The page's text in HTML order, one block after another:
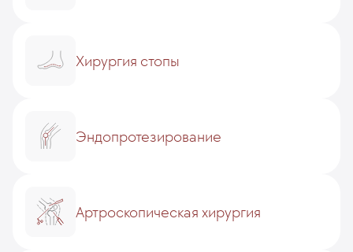
Хирургия стопы
Эндопротезирование
Артроскопическая хирургия